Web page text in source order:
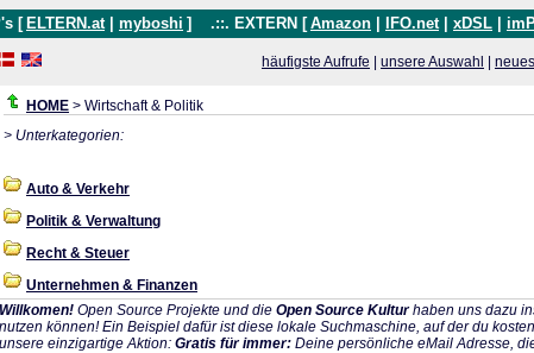
[ ELTERN.at myboshi ] .::. EXTERN [ Amazon IFO.net xDSL
häufigste Aufrufe unsere Auswahl
HOME > Wirtschaft & Politik
> Unterkategorien:
Auto & Verkehr
Politik & Verwaltung
Recht & Steuer
Unternehmen & Finanzen
Willkomen! Open Source Projekte und die Open Source Kulturhaben uns dazu
nutzen können! Ein Beispiel dafür ist diese lokale Suchmaschine, auf der du
unsere einzigartige Aktion: Gratis für immer: Deine persönliche eMail Adresse,